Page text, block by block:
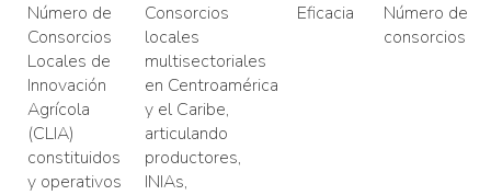
Número de
Consorcios
Locales de
Innovación
Agrícola
(CLIA)
constituidos
y operativos
Consorcios
locales
multisectoriales
en Centroamérica
y el Caribe,
articulando
productores,
INIAs,
Eficacia
Número de
consorcios